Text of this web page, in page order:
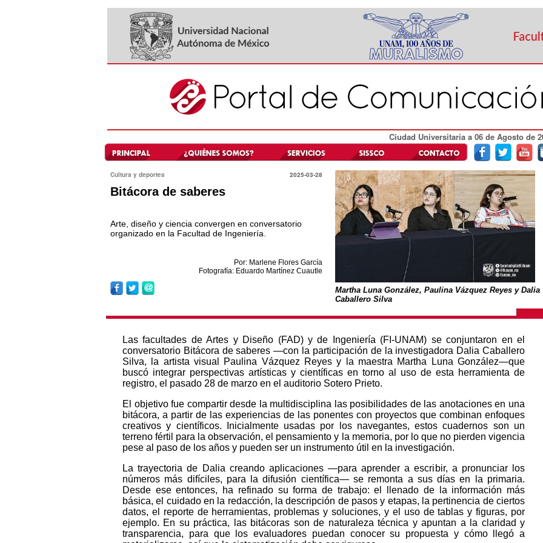
Ciudad Universitaria a 06 de Agosto de
Cultura y deportes 2025-03-28
Bitácora de saberes
Arte, diseño y ciencia convergen en conversatorio
organizado en la Facultad de Ingeniería.
Por: Marlene Flores García
Fotografía: Eduardo Martínez Cuautle
Martha Luna González, Paulina Vázquez Reyes y Dalia
Caballero Silva
Las facultades de Artes y Diseño (FAD) y de Ingeniería (FI-UNAM) se conjuntaron en el
conversatorio Bitácora de saberes —con la participación de la investigadora Dalia Caballero
Silva, la artista visual Paulina Vázquez Reyes y la maestra Martha Luna González—que
buscó integrar perspectivas artísticas y científicas en torno al uso de esta herramienta de
registro, el pasado 28 de marzo en el auditorio Sotero Prieto.
El objetivo fue compartir desde la multidisciplina las posibilidades de las anotaciones en una
bitácora, a partir de las experiencias de las ponentes con proyectos que combinan enfoques
creativos y científicos. Inicialmente usadas por los navegantes, estos cuadernos son un
terreno fértil para la observación, el pensamiento y la memoria, por lo que no pierden vigencia
pese al paso de los años y pueden ser un instrumento útil en la investigación.
La trayectoria de Dalia creando aplicaciones —para aprender a escribir, a pronunciar los
números más difíciles, para la difusión científica— se remonta a sus días en la primaria.
Desde ese entonces, ha refinado su forma de trabajo: el llenado de la información más
básica, el cuidado en la redacción, la descripción de pasos y etapas, la pertinencia de ciertos
datos, el reporte de herramientas, problemas y soluciones, y el uso de tablas y figuras, por
ejemplo. En su práctica, las bitácoras son de naturaleza técnica y apuntan a la claridad y
transparencia, para que los evaluadores puedan conocer su propuesta y cómo llegó a